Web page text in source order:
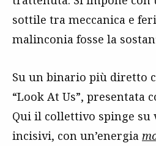
sottile tra meccanica e
malinconia fosse la
Su un binario più diretto
“Look At Us”, presentata
Qui il collettivo spinge su
incisivi, con un’energia